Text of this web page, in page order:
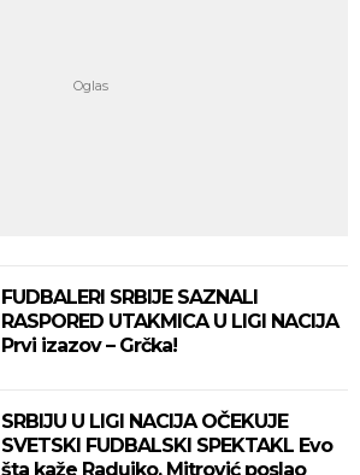
FUDBALERI SRBIJE SAZNALI
RASPORED UTAKMICA U LIGI NACIJA
Prvi izazov – Grčka!
SRBIJU U LIGI NACIJA OČEKUJE
SVETSKI FUDBALSKI SPEKTAKL Evo
šta kaže Radujko, Mitrović poslao